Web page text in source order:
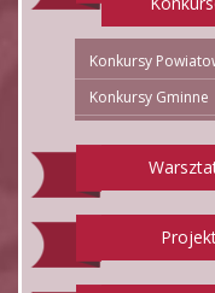
Konkursy
Konkursy Gminne